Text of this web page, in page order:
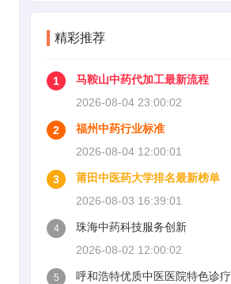
精彩推荐
1
马鞍山中药代加工最新流程
2026-08-04 23:00:02
2
福州中药行业标准
2026-08-04 12:00:01
3
莆田中医药大学排名最新榜单
2026-08-03 16:39:01
4
珠海中药科技服务创新
2026-08-02 12:00:02
5
呼和浩特优质中医医院特色诊疗